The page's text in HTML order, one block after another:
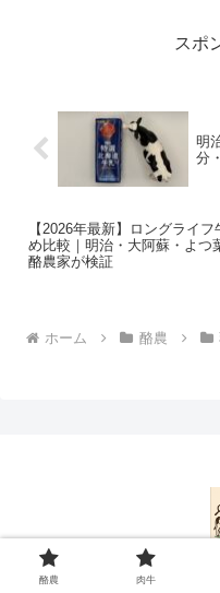
スポ
明
分
【2026年最新】ロングライ
め比較｜明治・大阿蘇・よつ
酪農家が検証
ホーム 酪農
酪農
酪農 肉牛